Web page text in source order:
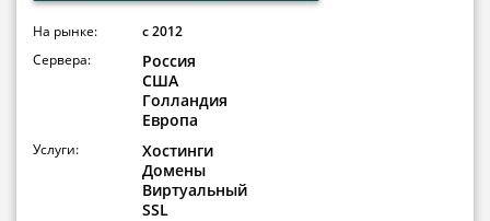
На рынке:
c 2012
Сервера:
Россия
США
Голландия
Европа
Услуги:
Хостинги
Домены
Виртуальный
SSL